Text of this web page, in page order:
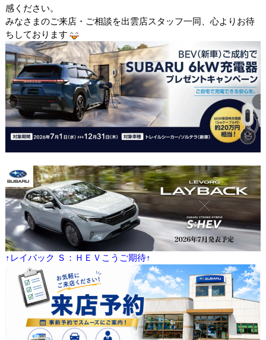
感ください。
みなさまのご来店・ご相談を出雲店スタッフ一同、心よりお待
ちしております
↑レイバック Ｓ：ＨＥＶこうご期待↑